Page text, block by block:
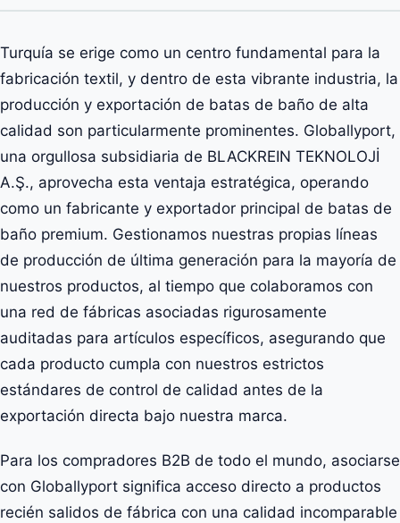
Turquía se erige como un centro fundamental para la
fabricación textil, y dentro de esta vibrante industria, la
producción y exportación de batas de baño de alta
calidad son particularmente prominentes. Globallyport,
una orgullosa subsidiaria de BLACKREIN TEKNOLOJİ
A.Ş., aprovecha esta ventaja estratégica, operando
como un fabricante y exportador principal de batas de
baño premium. Gestionamos nuestras propias líneas
de producción de última generación para la mayoría de
nuestros productos, al tiempo que colaboramos con
una red de fábricas asociadas rigurosamente
auditadas para artículos específicos, asegurando que
cada producto cumpla con nuestros estrictos
estándares de control de calidad antes de la
exportación directa bajo nuestra marca.
Para los compradores B2B de todo el mundo, asociarse
con Globallyport significa acceso directo a productos
recién salidos de fábrica con una calidad incomparable